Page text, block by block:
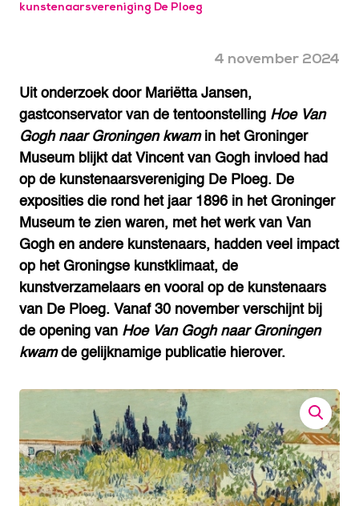
kunstenaarsvereniging De Ploeg
4 november 2024
Uit onderzoek door Mariëtta Jansen,
gastconservator van de tentoonstelling Hoe Van
Gogh naar Groningen kwamin het Groninger
Museum blijkt dat Vincent van Gogh invloed had
op de kunstenaarsvereniging De Ploeg. De
exposities die rond het jaar 1896 in het Groninger
Museum te zien waren, met het werk van Van
Gogh en andere kunstenaars, hadden veel impact
op het Groningse kunstklimaat, de
kunstverzamelaars en vooral op de kunstenaars
van De Ploeg. Vanaf 30 november verschijnt bij
de opening van Hoe Van Gogh naar Groningen
kwamde gelijknamige publicatie hierover.